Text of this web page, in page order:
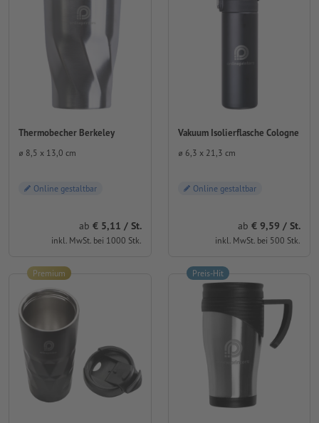
Thermobecher Berkeley
⌀ 8,5 x 13,0 cm
Online gestaltbar
ab 5,11 / St.
inkl. MwSt. bei 1000 Stk.
Vakuum Isolierflasche Cologne
⌀ 6,3 x 21,3 cm
Online gestaltbar
ab 9,59 / St.
inkl. MwSt. bei 500 Stk.
Premium Preis-Hit